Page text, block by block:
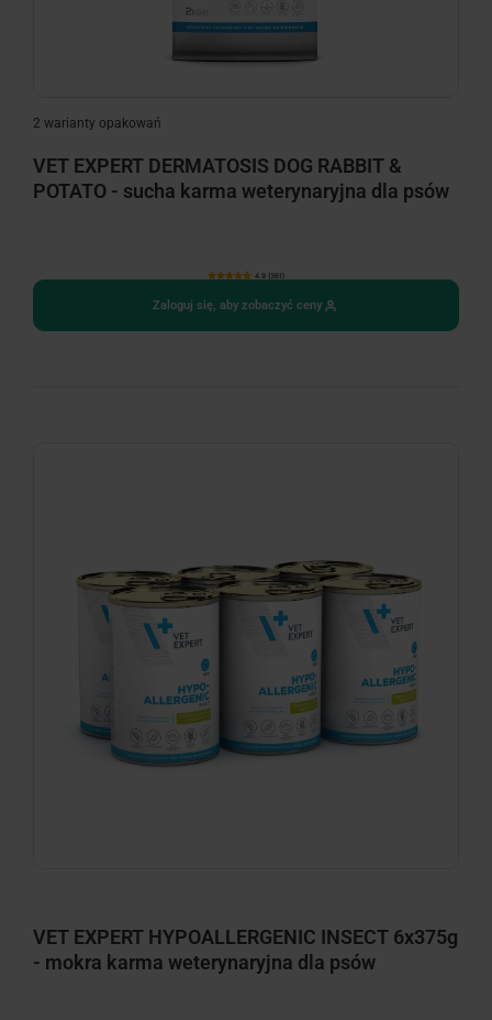
2 warianty opakowań
VET EXPERT DERMATOSIS DOG RABBIT &
POTATO - sucha karma weterynaryjna dla psów
4.9 (361)
Zaloguj się, aby zobaczyć ceny
VET EXPERT HYPOALLERGENIC INSECT 6x375g
- mokra karma weterynaryjna dla psów